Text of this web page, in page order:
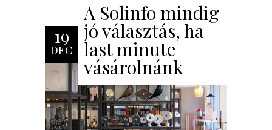
19
DEC
A Solinfo mindig
jó választás, ha
last minute
vásárolnánk